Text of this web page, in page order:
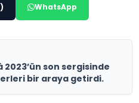
WhatsApp
2023’ün son sergisinde
bir araya getirdi.